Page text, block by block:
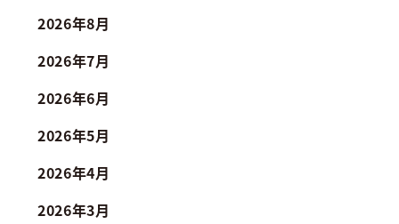
2026年8月
2026年7月
2026年6月
2026年5月
2026年4月
2026年3月